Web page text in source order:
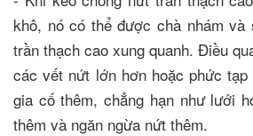
khô, nó có thể được chà nhám
trần thạch cao xung quanh. Điều
các vết nứt lớn hơn hoặc phức
gia cố thêm, chẳng hạn như lưới
thêm và ngăn ngừa nứt thêm.